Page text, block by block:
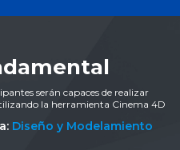
serán capaces de realizar
la herramienta Cinema 4D
Diseño y Modelamiento